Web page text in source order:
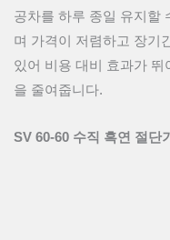
공차를 하루 종일 유지할
며 가격이 저렴하고 장기
있어 비용 대비 효과가
을 줄여줍니다.
SV 60-60 수직 흑연 절단기